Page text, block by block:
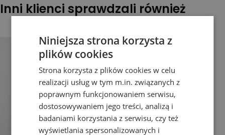
Inni klienci sprawdzali również
Niniejsza strona korzysta z
plików cookies
Strona korzysta z plików cookies w celu
realizacji usług w tym m.in. związanych z
poprawnym funkcjonowaniem serwisu,
dostosowywaniem jego treści, analizą i
badaniami korzystania z serwisu, czy też
wyświetlania spersonalizowanych i